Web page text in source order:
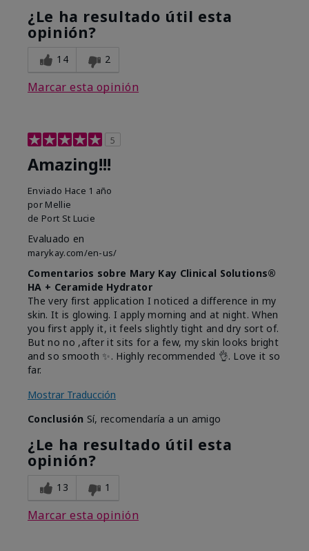
¿Le ha resultado útil esta
opinión?
14 2
Marcar esta opinión
5
Amazing!!!
Enviado Hace 1 año
por Mellie
de Port St Lucie
Evaluado en
marykay.com/en-us/
Comentarios sobre Mary Kay Clinical Solutions®
HA + Ceramide Hydrator
The very first application I noticed a difference in my
skin. It is glowing. I apply morning and at night. When
you first apply it, it feels slightly tight and dry sort of.
But no no ,after it sits for a few, my skin looks bright
and so smooth ✨️. Highly recommended 👌. Love it so
far.
Mostrar Traducción
Conclusión Sí, recomendaría a un amigo
¿Le ha resultado útil esta
opinión?
13 1
Marcar esta opinión